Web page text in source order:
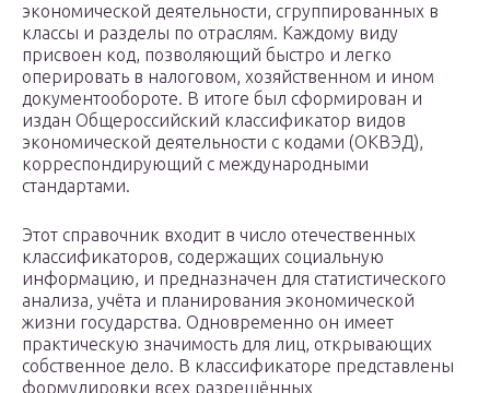
экономической деятельности, сгруппированных в
классы и разделы по отраслям. Каждому виду
присвоен код, позволяющий быстро и легко
оперировать в налоговом, хозяйственном и ином
документообороте. В итоге был сформирован и
издан Общероссийский классификатор видов
экономической деятельности с кодами (ОКВЭД),
корреспондирующий с международными
стандартами.
Этот справочник входит в число отечественных
классификаторов, содержащих социальную
информацию, и предназначен для статистического
анализа, учёта и планирования экономической
жизни государства. Одновременно он имеет
практическую значимость для лиц, открывающих
собственное дело. В классификаторе представлены
формулировки всех разрешённых